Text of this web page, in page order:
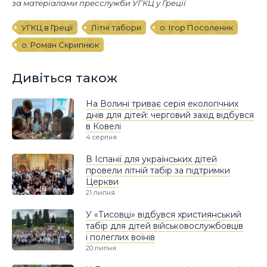
за матеріалами пресслужби УГКЦ у Греції
УГКЦ в Греції Літні табори
о. Ігор Посоленик
о. Роман Скрипнюк
Дивіться також
На Волині триває серія екологічних
днів для дітей: черговий захід відбувся
в Ковелі
4 серпня
В Іспанії для українських дітей
провели літній табір за підтримки
Церкви
21 липня
У «Тисовці» відбувся християнський
табір для дітей військовослужбовців
і полеглих воїнів
20 липня